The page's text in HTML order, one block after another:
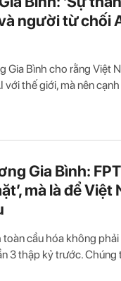
người từ chối
Gia Bình cho rằng Việt
với thế giới, mà nên
Gia Bình:
mà là để Việt
toàn cầu hóa không
3 thập kỷ trước. Chúng